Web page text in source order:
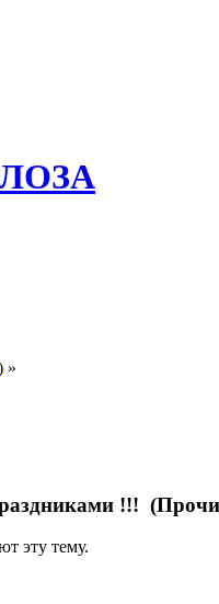
»
!!!
эту тему.